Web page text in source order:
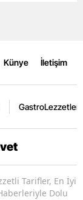
Künye İletişim
GastroLezzetler
Tarifler, En İyi
Dolu